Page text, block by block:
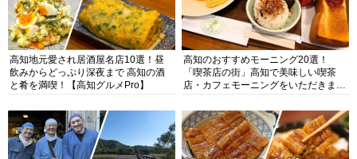
高知地元愛され居酒屋名店10選！昼
飲みからどっぷり深夜まで 高知の酒
と肴を満喫！【高知グルメPro】
高知のおすすめモーニング20選！
「喫茶店の街」高知で美味しい喫茶
店・カフェモーニングをいただきま